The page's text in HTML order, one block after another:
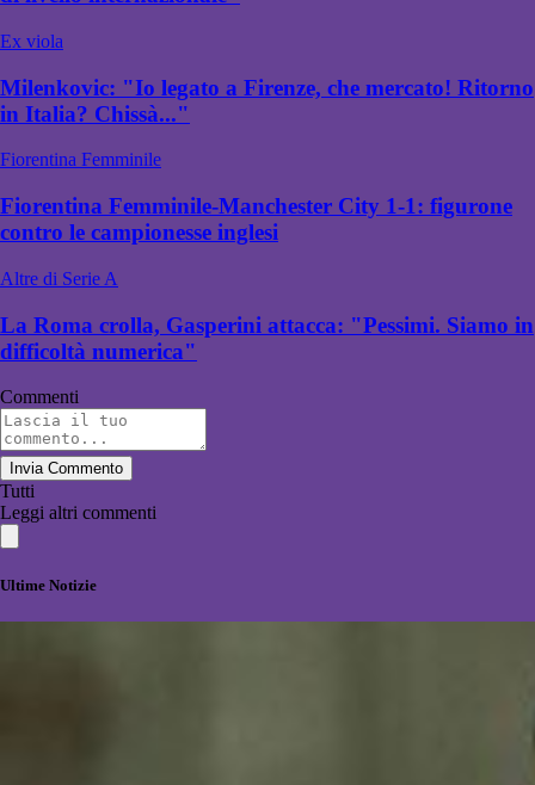
Ex viola
Milenkovic: "Io legato a Firenze, che mercato! Ritorno
in Italia? Chissà..."
Fiorentina Femminile
Fiorentina Femminile-Manchester City 1-1: figurone
contro le campionesse inglesi
Altre di Serie A
La Roma crolla, Gasperini attacca: "Pessimi. Siamo in
difficoltà numerica"
Commenti
Invia Commento
Tutti
Leggi altri commenti
Ultime Notizie